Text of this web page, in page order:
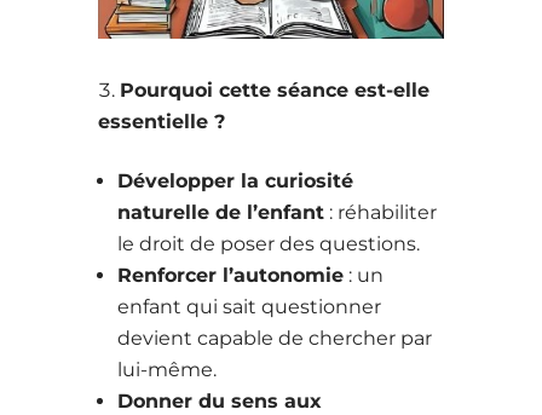
Pourquoi cette séance est-elle
essentielle ?
Développer la curiosité
naturelle de l’enfant: réhabiliter
le droit de poser des questions.
Renforcer l’autonomie: un
enfant qui sait questionner
devient capable de chercher par
lui-même.
Donner du sens aux